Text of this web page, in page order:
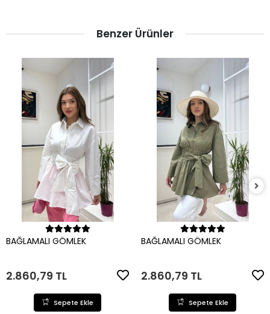
Benzer Ürünler
Sepete Ekle
BAĞLAMALI GÖMLEK
2.860,79 TL
Sepete Ekle
Sepete Ekle
BAĞLAMALI GÖMLEK
2.860,79 TL
Sepete Ekle